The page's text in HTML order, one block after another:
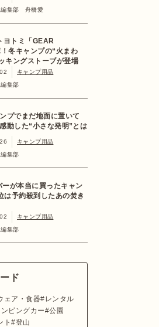
集部 舟橋愛
ヨトミ「GEAR
冬キャンプの“火まわ
キングストーブが登場
キャンプ用品
集部
プでまだ地面に置いて
動した“小さな発明”とは
キャンプ用品
集部
が本当に買ったキャン
は予約殺到したあの焚き
キャンプ用品
集部
ド
ェア・食器
レンタル
ピングカー
公園
ト 登山